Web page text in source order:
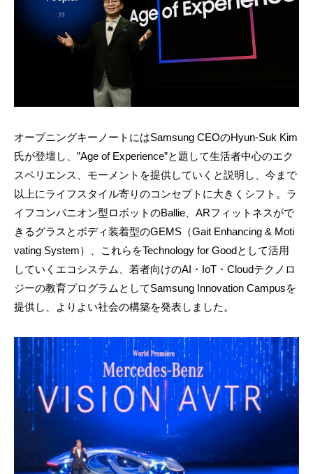
オープニングキーノートにはSamsung CEOのHyun-Suk Kim
氏が登壇し、”Age of Experience”と題して生活者中心のエク
スペリエンス、モーメントを提供していくと説明し、今まで
以上にライフスタイル寄りのコンセプトに大きくシフト。ラ
イフコンパニオン型ロボットのBallie、ARフィットネスがで
きるグラスとボディ装着型のGEMS（Gait Enhancing & Moti
vating System）、これらをTechnology for Goodとして活用
していくエコシステム、若者向けのAI・IoT・Cloudテクノロ
ジーの教育プログラムとしてSamsung Innovation Campusを
提供し、よりよい社会の構築を発表しました。